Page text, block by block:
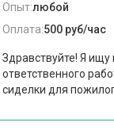
Опыт:любой
Оплата:500 руб/час
Здравствуйте! Я
ответственного
сиделки для